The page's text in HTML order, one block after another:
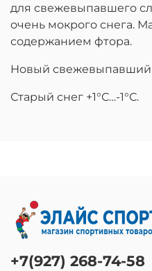
для свежевыпавшего
очень мокрого снега.
содержанием фтора.
Новый свежевыпавший
Старый снег +1°С…-1°С.
+7(927) 268-74-58